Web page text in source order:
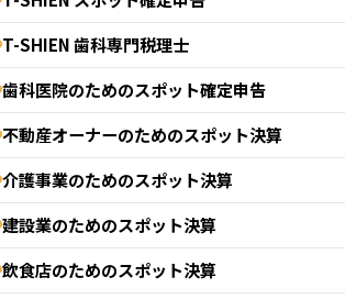
T-SHIEN 歯科専門税理士
歯科医院のためのスポット確定申告
不動産オーナーのためのスポット決算
介護事業のためのスポット決算
建設業のためのスポット決算
飲食店のためのスポット決算